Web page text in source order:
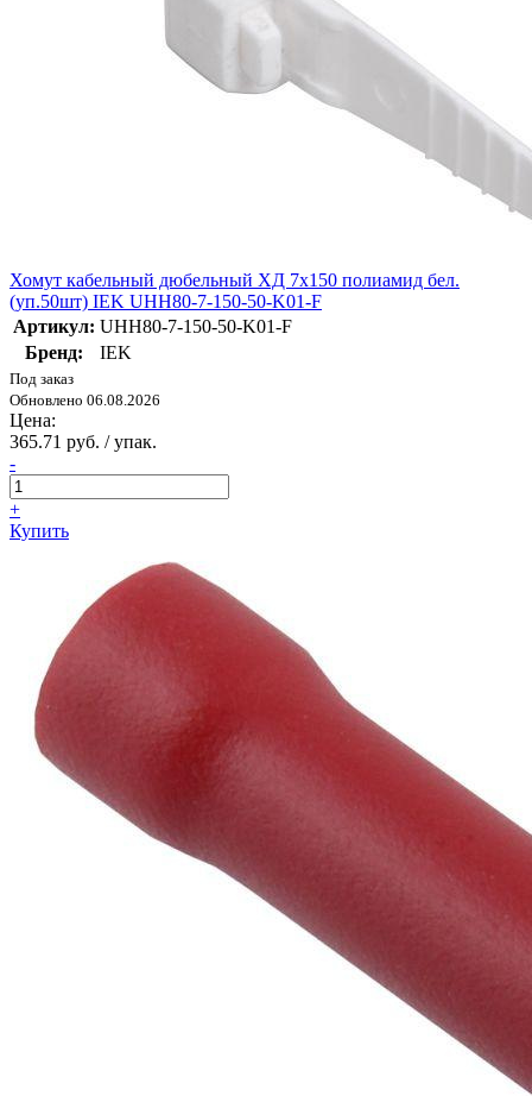
Хомут кабельный дюбельный ХД 7х150 полиамид бел.
(уп.50шт) IEK UHH80-7-150-50-K01-F
Артикул: UHH80-7-150-50-K01-F
Бренд:
IEK
Под заказ
Обновлено 06.08.2026
Цена:
365.71 руб. / упак.
-
+
Купить